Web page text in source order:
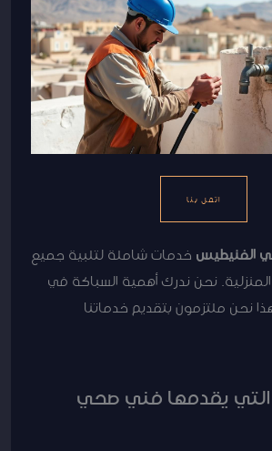
اتصل بنا
الفنيطيس خدمات شاملة لتلبية جميع
نحن ندرك أهمية السباكة في
نحن ملتزمون بتقديم خدماتنا
التي يقدمها فني صحي